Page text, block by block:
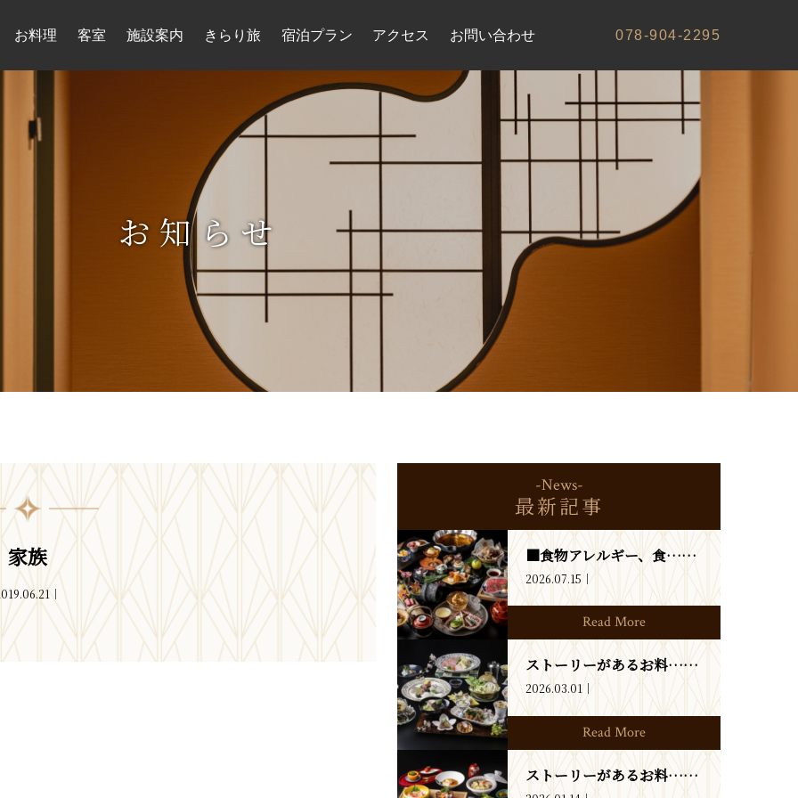
お料理 客室 施設案内 きらり旅 宿泊プラン アクセス お問い合わせ 078-904-2295
お知らせ
家族
-News-
最新記事
■食物アレルギー、食……
2026.07.15
Read More
ストーリーがあるお料……
2026.03.01
Read More
ストーリーがあるお料……